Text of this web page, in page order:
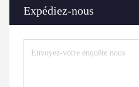
Expédiez-nous